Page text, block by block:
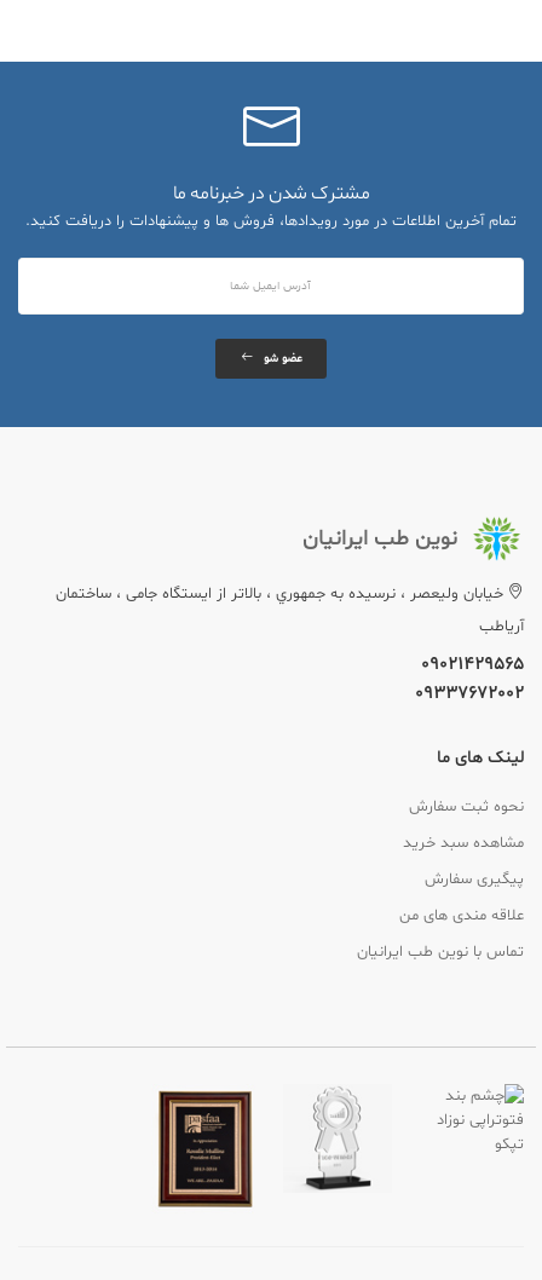
مشترک شدن در خبرنامه ما
تمام آخرین اطلاعات در مورد رویدادها، فروش ها و پیشنهادات را دریافت کنید.
عضو شو
نوین طب ایرانیان
خيابان وليعصر ، نرسيده به جمهوري ، بالاتر از ایستگاه جامی ، ساختمان
آریاطب
09021429565
09337672002
لینک های ما
نحوه ثبت سفارش
مشاهده سبد خرید
پیگیری سفارش
علاقه مندی های من
تماس با نوین طب ایرانیان